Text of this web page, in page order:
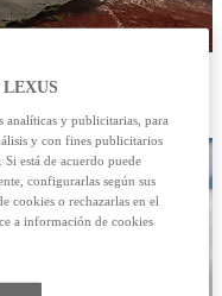
mundo. Sus playas de
lo enamoran.
analíticas y publicitarias, para
y con fines publicitarios
está de acuerdo puede
configurarlas según sus
cookies o rechazarlas en el
a información de cookies